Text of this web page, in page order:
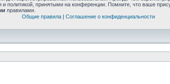
и политикой, принятыми на конференции. Помните, что ваше
правилами.
Общие правила| Соглашение о конфиденциальности